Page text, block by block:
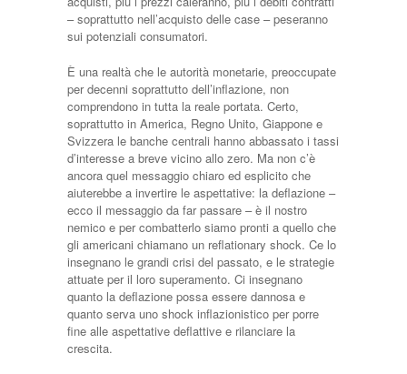
– soprattutto nell’acquisto delle case – peseranno
sui potenziali consumatori.
È una realtà che le autorità monetarie, preoccupate
per decenni soprattutto dell’inflazione, non
comprendono in tutta la reale portata. Certo,
soprattutto in America, Regno Unito, Giappone e
Svizzera le banche centrali hanno abbassato i tassi
d’interesse a breve vicino allo zero. Ma non c’è
ancora quel messaggio chiaro ed esplicito che
aiuterebbe a invertire le aspettative: la deflazione –
ecco il messaggio da far passare – è il nostro
nemico e per combatterlo siamo pronti a quello che
gli americani chiamano un reflationary shock. Ce lo
insegnano le grandi crisi del passato, e le strategie
attuate per il loro superamento. Ci insegnano
quanto la deflazione possa essere dannosa e
quanto serva uno shock inflazionistico per porre
fine alle aspettative deflattive e rilanciare la
crescita.